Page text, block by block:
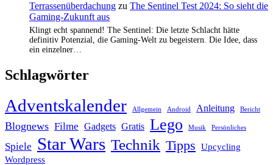
Terrassenüberdachung zu The Sentinel Test 2024: So sieht die
Gaming-Zukunft aus
Klingt echt spannend! The Sentinel: Die letzte Schlacht hätte
definitiv Potenzial, die Gaming-Welt zu begeistern. Die Idee, dass
ein einzelner…
Schlagwörter
Adventskalender Allgemein Android Anleitung Bericht
Blognews Filme Gadgets Gratis Lego Musik Persönliches
Spiele Star Wars Technik Tipps
Upcycling
Wordpress